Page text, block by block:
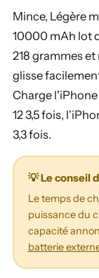
Mince, Légère
10000 mAh lot
218 grammes et
glisse
Charge l'iPhone
12 3,5 fois,
3,3 fois.
💡 Le conseil
Le temps de
puissance du
capacité
batterie